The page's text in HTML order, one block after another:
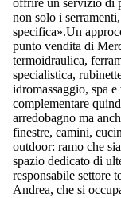
offrire un servizio di
non solo i
specifica».Un
punto vendita di
termoidraulica,
specialistica,
idromassaggio, spa
complementare
arredobagno ma
finestre, camini,
outdoor: ramo che
spazio dedicato di
responsabile settore
Andrea, che si